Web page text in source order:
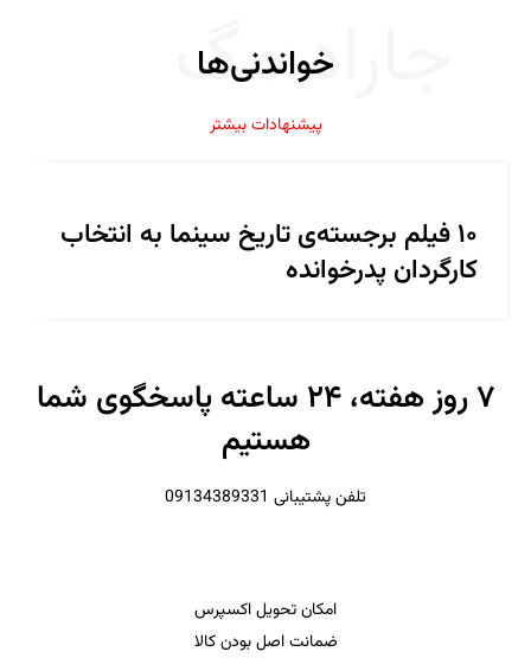
جاراد مگ
خواندنی‌ها
پیشنهادات بیشتر
۱۰ فیلم برجسته‌ی تاریخ سینما به انتخاب
کارگردان پدرخوانده
۷ روز هفته، ۲۴ ساعته پاسخگوی شما
هستیم
تلفن پشتیبانی 09134389331
امکان تحویل اکسپرس
ضمانت اصل بودن کالا